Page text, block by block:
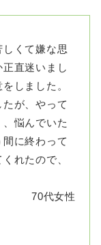
くて嫌な思
直迷いまし
しました。
が、やって
悩んでいた
に終わって
れたので、
70代女性